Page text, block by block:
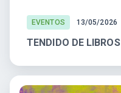
EVENTOS 13/05/2026
TENDIDO DE LIBROS